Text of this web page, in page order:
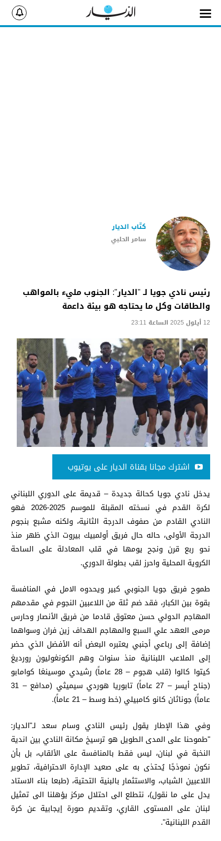
سامر الحلبي
كتّاب الديار
رئيس نادي جويا لـ "الديار": الجنوب مليء بالمواهب
والطاقات وكل ما يحتاجه هو بيئة داعمة
12 أيلول 2025 الساعة 23:11
اشترك مجانا بقناة الديار على يوتيوب
يدخل نادي جويا كحالة جديدة – قديمة على الدوري اللبناني
لكرة القدم في نسخته المقبلة للموسم 2025-2026 فهو
النادي القادم من صفوف الدرجة الثانية، ولكنه مشبع بنجوم
الدرجة الأولى، حاله حال فريق أولمبيك بيروت الذي ظهر منذ
نحو ربع قرن ونجح يومها في قلب المعادلة على الساحة
الكروية المحلية واحرز لقب بطولة الدوري.
طموح فريق جويا الجنوبي كبير ويحدوه الامل في المنافسة
بقوة بين الكبار، فقد ضم ثلة من اللاعبين النجوم في مقدمهم
المهاجم الدولي حسن معتوق قادما من فريق الأنصار وحارس
مرمى العهد علي السبع والمهاجم الهداف زين فران وسواهما
إضافة إلى رباعي أجنبي يعتبره البعض أنه الأفضل الذي حضر
إلى الملاعب اللبنانية منذ سنوات وهم الكونغوليون رورديغ
كيتوا كالوا (قلب هجوم – 28 عاماً) رشيدي موسينغا كوامابو
(جناح أيسر – 27 عاماً) تابوريا هوردي سيميثي (مدافع – 31
عاماً) جوناثان كانو كامبيلي (خط وسط – 21 عاماً).
وفي هذا الإطار يقول رئيس النادي وسام سعد لـ"الديار:
"طموحنا على المدى الطويل هو ترسيخ مكانة النادي بين اندية
النخبة في لبنان، ليس فقط بالمنافسة على الألقاب، بل بأن
نكون نموذجًا يُحتذى به على صعيد الإدارة الاحترافية، تطوير
اللاعبين الشباب، والاستثمار بالبنية التحتية، (طبعا بناء الاستاد
يدل على ما نقول)، نتطلع الى احتلال مركز يؤهلنا الى تمثيل
لبنان على المستوى القاري، وتقديم صورة إيجابية عن كرة
القدم اللبنانية".